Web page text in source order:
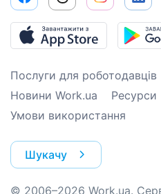
Послуги для роботодавців
Новини Work.ua
Ресурси
Умови використання
Шукачу
© 2006–2026 Work.ua.